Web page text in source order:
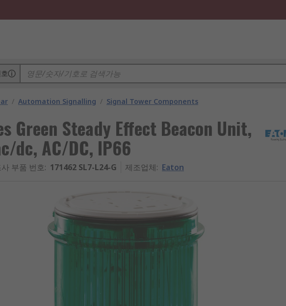
/ Automation Signalling / Signal Tower Components
Green Steady Effect Beacon Unit,
dc, AC/DC, IP66
부품 번호: 171462 SL7-L24-G 제조업체: Eaton